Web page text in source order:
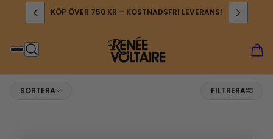
KÖP ÖVER 750 KR – KOSTNADSFRI LEVERANS!
Sortera
SORTERA FILTRERA